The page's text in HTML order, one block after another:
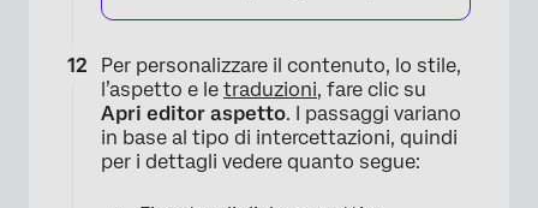
Per personalizzare il contenuto, lo stile,
l’aspetto e le traduzioni, fare clic su
Apri editor aspetto. I passaggi variano
in base al tipo di intercettazioni, quindi
per i dettagli vedere quanto segue: